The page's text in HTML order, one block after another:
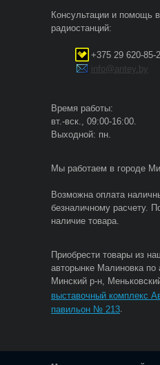
Консультации и помощь
радиостанций:
+375 29 620-85-
info@antey.by
Время работы:
вт.-вск., 09:00-16:00.
Выходной: пн.
Мы работаем в городе
Возможна оплата
безналичному расчету.
наличие товара.
Приобрести товары из
авторынке Малиновка по
Минский р-н,
выставочный комплекс
павильон № 213